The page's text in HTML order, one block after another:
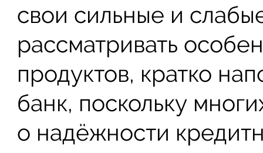
свои сильные и
рассматривать
продуктов, кратко
банк, поскольку
о надёжности